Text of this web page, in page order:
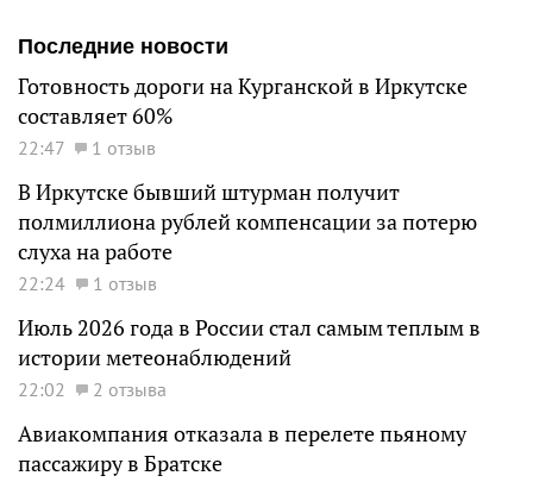
Последние новости
Готовность дороги на Курганской в Иркутске
составляет 60%
22:47 1 отзыв
В Иркутске бывший штурман получит
полмиллиона рублей компенсации за потерю
слуха на работе
22:24 1 отзыв
Июль 2026 года в России стал самым теплым в
истории метеонаблюдений
22:02 2 отзыва
Авиакомпания отказала в перелете пьяному
пассажиру в Братске